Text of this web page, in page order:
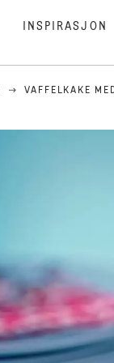
INSPIRASJON
VAFFELKAKE